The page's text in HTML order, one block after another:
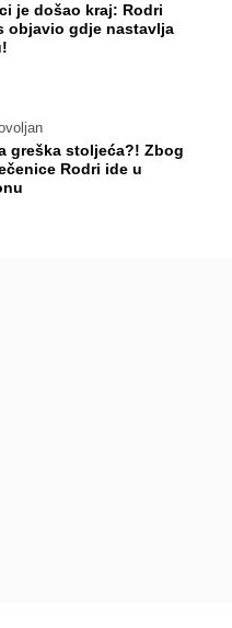
je došao kraj: Rodri
objavio gdje nastavlja
greška stoljeća?! Zbog
Rodri ide u